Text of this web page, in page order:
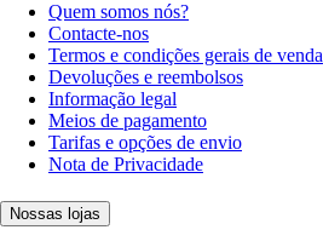
Quem somos nós?
Contacte-nos
Termos e condições gerais de venda
Devoluções e reembolsos
Informação legal
Meios de pagamento
Tarifas e opções de envio
Nota de Privacidade
Nossas lojas